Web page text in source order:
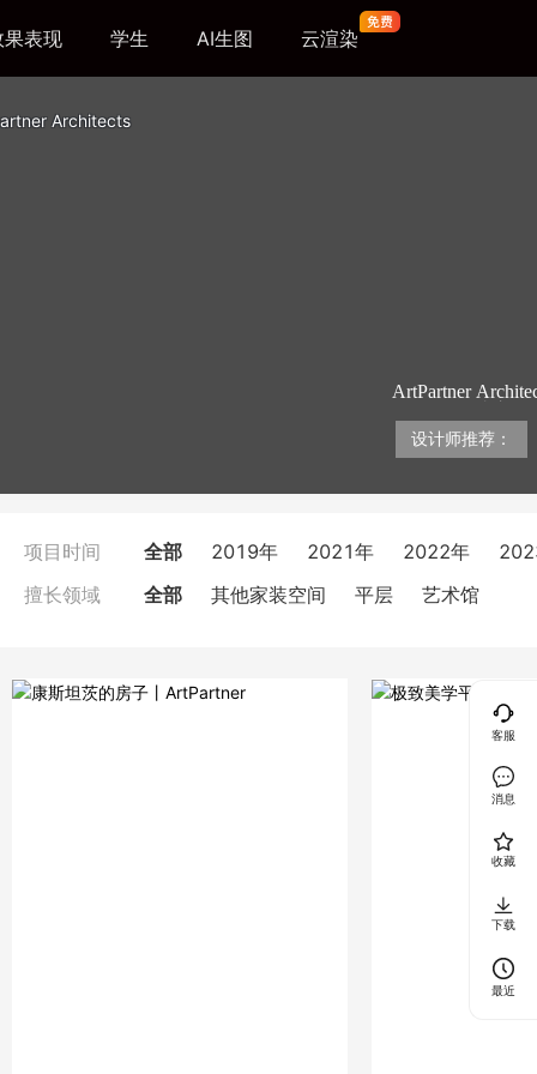
果表现 学生 AI生图 云渲染
Architects
ArtPartner
的所有最新趋势
动
设计师推荐：
项目时间 全部 2019年 2021年 2022年
擅长领域 全部 其他家装空间 平层 艺术馆
客服
消息
收藏
下载
最近